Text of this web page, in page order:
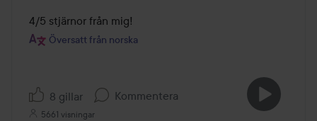
4/5 stjärnor från mig!
Översatt från norska
8 gillar Kommentera
5661 visningar